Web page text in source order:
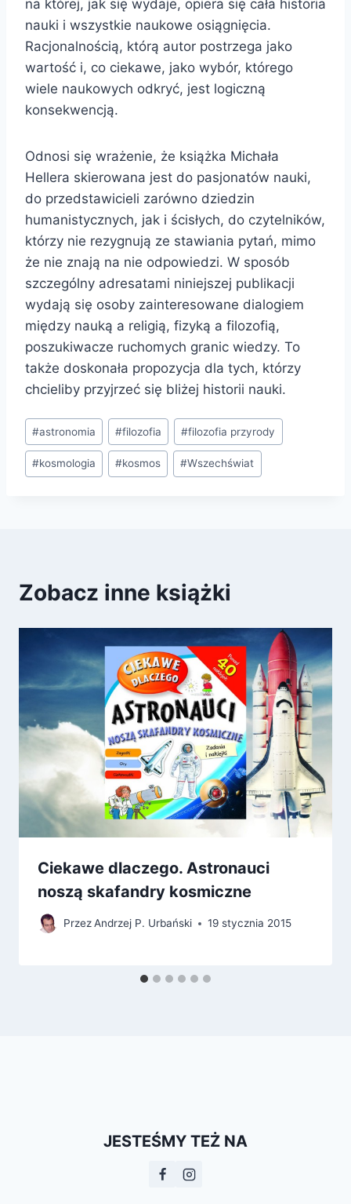
na której, jak się wydaje, opiera się cała historia
nauki i wszystkie naukowe osiągnięcia.
Racjonalnością, którą autor postrzega jako
wartość i, co ciekawe, jako wybór, którego
wiele naukowych odkryć, jest logiczną
konsekwencją.
Odnosi się wrażenie, że książka Michała
Hellera skierowana jest do pasjonatów nauki,
do przedstawicieli zarówno dziedzin
humanistycznych, jak i ścisłych, do czytelników,
którzy nie rezygnują ze stawiania pytań, mimo
że nie znają na nie odpowiedzi. W sposób
szczególny adresatami niniejszej publikacji
wydają się osoby zainteresowane dialogiem
między nauką a religią, fizyką a filozofią,
poszukiwacze ruchomych granic wiedzy. To
także doskonała propozycja dla tych, którzy
chcieliby przyjrzeć się bliżej historii nauki.
Tagi
wpisu:
#astronomia #filozofia #filozofia przyrody
#kosmologia #kosmos #Wszechświat
Zobacz inne książki
Ciekawe dlaczego. Astronauci
noszą skafandry kosmiczne
PrzezAndrzej P. Urbański 19 stycznia 2015
JESTEŚMY TEŻ NA